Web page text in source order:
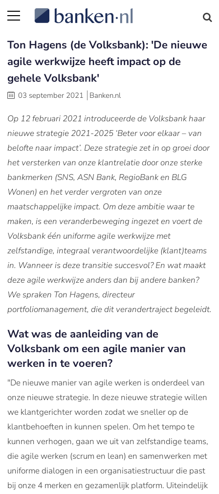
Ton Hagens (de Volksbank): 'De nieuwe
agile werkwijze heeft impact op de
gehele Volksbank'
03 september 2021 Banken.nl
Op 12 februari 2021 introduceerde de Volksbank haar
nieuwe strategie 2021-2025 ‘Beter voor elkaar – van
belofte naar impact’. Deze strategie zet in op groei door
het versterken van onze klantrelatie door onze sterke
bankmerken (SNS, ASN Bank, RegioBank en BLG
Wonen) en het verder vergroten van onze
maatschappelijke impact. Om deze ambitie waar te
maken, is een veranderbeweging ingezet en voert de
Volksbank één uniforme agile werkwijze met
zelfstandige, integraal verantwoordelijke (klant)teams
in. Wanneer is deze transitie succesvol? En wat maakt
deze agile werkwijze anders dan bij andere banken?
We spraken Ton Hagens, directeur
portfoliomanagement, die dit verandertraject begeleidt.
Wat was de aanleiding van de
Volksbank om een agile manier van
werken in te voeren?
"De nieuwe manier van agile werken is onderdeel van
onze nieuwe strategie. In deze nieuwe strategie willen
we klantgerichter worden zodat we sneller op de
klantbehoeften in kunnen spelen. Om het tempo te
kunnen verhogen, gaan we uit van zelfstandige teams,
die agile werken (scrum en lean) en samenwerken met
uniforme dialogen in een organisatiestructuur die past
bij onze 4 merken en gezamenlijk platform. Uiteindelijk